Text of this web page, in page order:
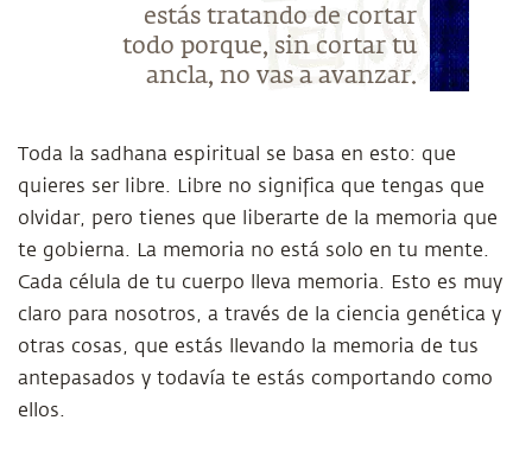
estás tratando de cortar
todo porque, sin cortar tu
ancla, no vas a avanzar.
Toda la sadhana espiritual se basa en esto: que
quieres ser libre. Libre no significa que tengas que
olvidar, pero tienes que liberarte de la memoria que
te gobierna. La memoria no está solo en tu mente.
Cada célula de tu cuerpo lleva memoria. Esto es muy
claro para nosotros, a través de la ciencia genética y
otras cosas, que estás llevando la memoria de tus
antepasados y todavía te estás comportando como
ellos.